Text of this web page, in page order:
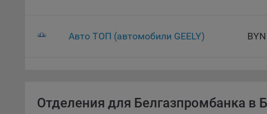
Авто ТОП (автомобили GEELY) BYN
Отделения для Белгазпромбанка в